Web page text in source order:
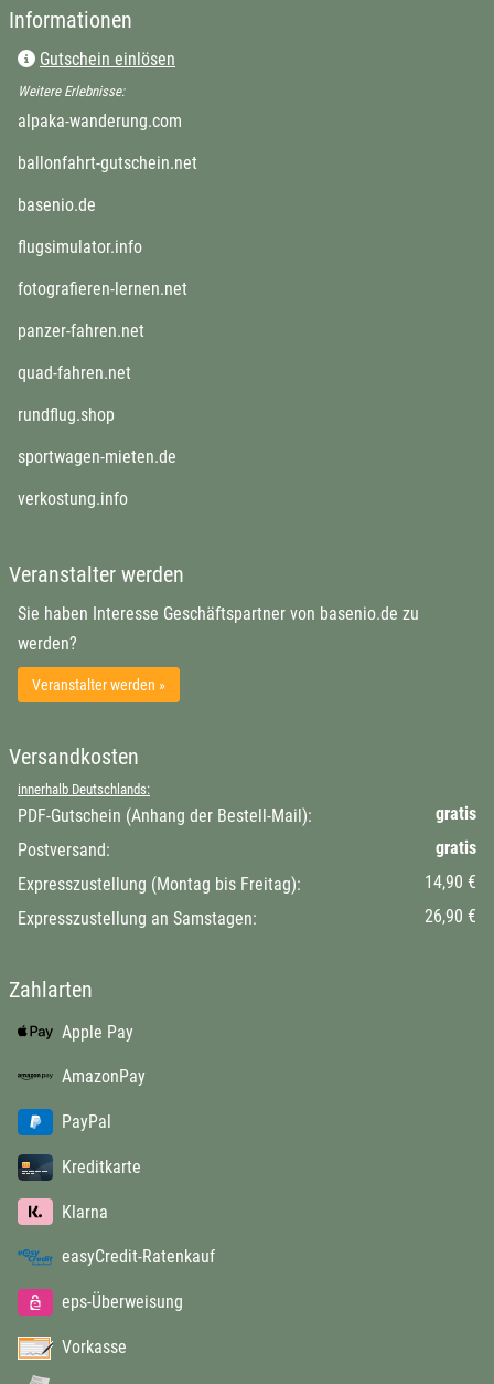
Informationen
Gutschein einlösen
Weitere Erlebnisse:
alpaka-wanderung.com
ballonfahrt-gutschein.net
basenio.de
flugsimulator.info
fotografieren-lernen.net
panzer-fahren.net
quad-fahren.net
rundflug.shop
sportwagen-mieten.de
verkostung.info
Veranstalter werden
Sie haben Interesse Geschäftspartner von basenio.de zu
werden?
Veranstalter werden »
Versandkosten
innerhalb Deutschlands:
PDF-Gutschein (Anhang der Bestell-Mail):
gratis
Postversand:
gratis
Expresszustellung (Montag bis Freitag):
14,90 €
Expresszustellung an Samstagen:
26,90 €
Zahlarten
Apple Pay
AmazonPay
PayPal
Kreditkarte
Klarna
easyCredit-Ratenkauf
eps-Überweisung
Vorkasse